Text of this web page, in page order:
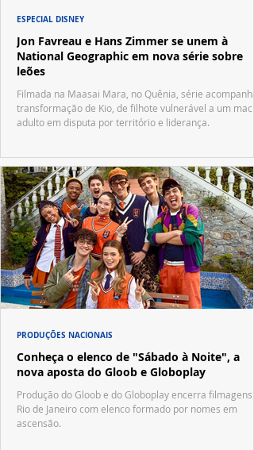
Jon Favreau e Hans Zimmer se unem à
National Geographic em nova série sobre
leões
Filmada na Maasai Mara, no Quênia, série acompanha
transformação de Kio, de filhote vulnerável a um
adulto em disputa por território e liderança.
ESPECIAL DISNEY
Conheça o elenco de "Sábado à Noite", a
nova aposta do Gloob e Globoplay
Produção do Gloob e do Globoplay encerra filmagens
Rio de Janeiro com elenco formado por nomes em
ascensão.
PRODUÇÕES NACIONAIS